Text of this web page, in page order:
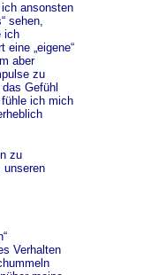
ansonsten
sehen,
ich
„eigene“
aber
zu
Gefühl
ich mich
zu
unseren
Verhalten